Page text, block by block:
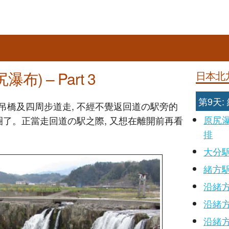
布) – Part 3
橋及四周步道走, 不經不覺返回道の駅旁的
。正當走回道の駅之際, 又想在離開前再看
日本
第9天:
原尻
排
大分
緒方
沿緒
沿緒
沿緒